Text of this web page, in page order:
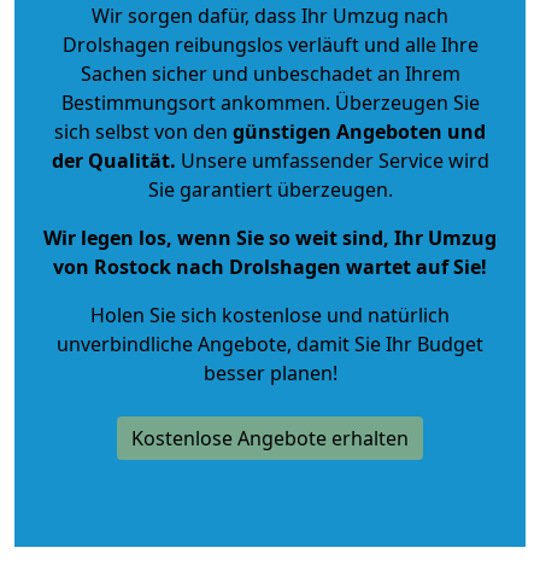
Wir sorgen dafür, dass Ihr Umzug nach
Drolshagen reibungslos verläuft und alle Ihre
Sachen sicher und unbeschadet an Ihrem
Bestimmungsort ankommen. Überzeugen Sie
sich selbst von den günstigen Angeboten und
der Qualität. Unsere umfassender Service wird
Sie garantiert überzeugen.
Wir legen los, wenn Sie so weit sind, Ihr Umzug
von Rostock nach Drolshagen wartet auf Sie!
Holen Sie sich kostenlose und natürlich
unverbindliche Angebote, damit Sie Ihr Budget
besser planen!
Kostenlose Angebote erhalten